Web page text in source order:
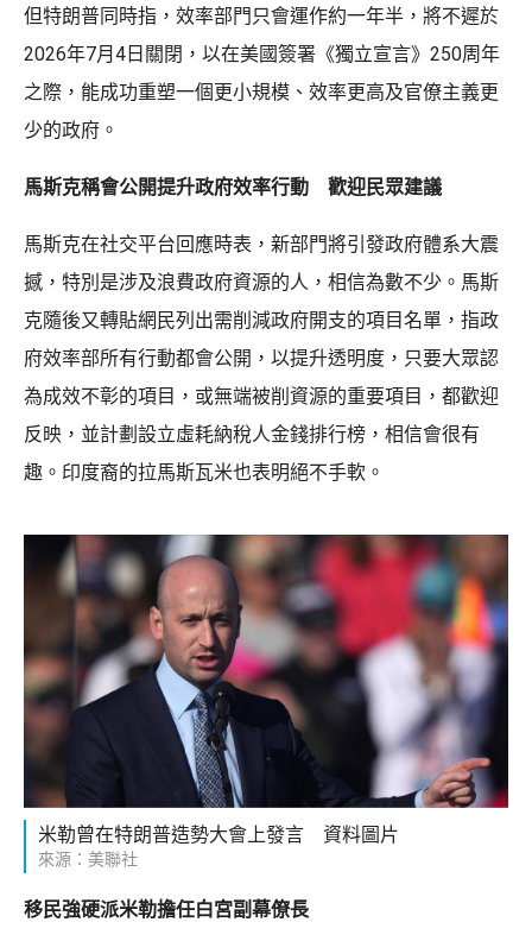
但特朗普同時指，效率部門只會運作約一年半，將不遲於
2026年7月4日關閉，以在美國簽署《獨立宣言》250周年
之際，能成功重塑一個更小規模、效率更高及官僚主義更
少的政府。
馬斯克稱會公開提升政府效率行動 歡迎民眾建議
馬斯克在社交平台回應時表，新部門將引發政府體系大震
撼，特別是涉及浪費政府資源的人，相信為數不少。馬斯
克隨後又轉貼網民列出需削減政府開支的項目名單，指政
府效率部所有行動都會公開，以提升透明度，只要大眾認
為成效不彰的項目，或無端被削資源的重要項目，都歡迎
反映，並計劃設立虛耗納稅人金錢排行榜，相信會很有
趣。印度裔的拉馬斯瓦米也表明絕不手軟。
米勒曾在特朗普造勢大會上發言 資料圖片
來源：美聯社
移民強硬派米勒擔任白宮副幕僚長